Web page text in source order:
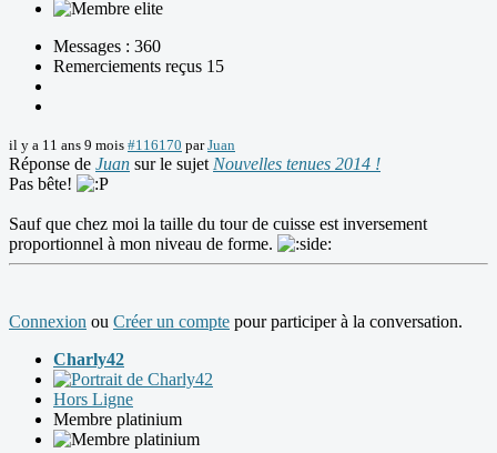
Messages : 360
Remerciements reçus 15
il y a 11 ans 9 mois #116170 parJuan
Réponse de Juan sur le sujet Nouvelles tenues 2014 !
Pas bête!
Sauf que chez moi la taille du tour de cuisse est inversement
proportionnel à mon niveau de forme.
Connexion ou Créer un compte pour participer à la conversation.
Charly42
Hors Ligne
Membre platinium